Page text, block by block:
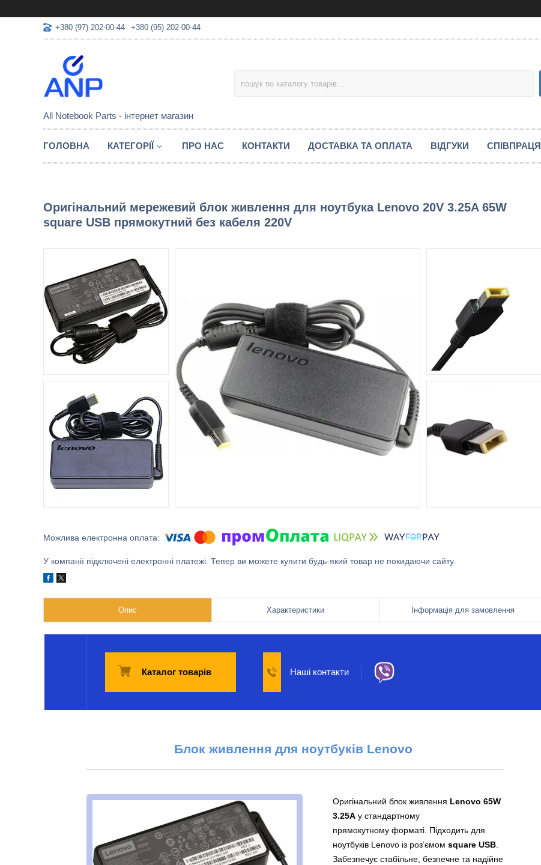
+380 (97) 202-00-44 +380 (95) 202-00-44
All Notebook Parts - інтернет магазин
ГОЛОВНА КАТЕГОРІЇ ПРО НАС КОНТАКТИ ДОСТАВКА ТА ОПЛАТА ВІДГУКИ СПІВПРАЦЯ
Оригінальний мережевий блок живлення для ноутбука Lenovo 20V 3.25A 65W
square USB прямокутний без кабеля 220V
У компанії підключені електронні платежі. Тепер ви можете купити будь-який товар не покидаючи сайту.
Опис Характеристики Інформація для замовлення
Каталог товарів Наші контакти
Блок живлення для ноутбуків Lenovo
Оригінальний блок живлення Lenovo 65W
3.25A у стандартному
прямокутному форматі. Підходить для
ноутбуків Lenovo із роз’ємом square USB
Забезпечує стабільне, безпечне та надійне